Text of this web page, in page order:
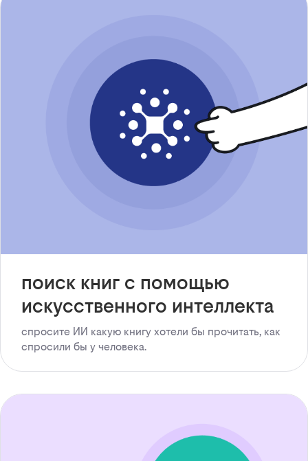
поиск книг с помощью
искусственного интеллекта
спросите ИИ какую книгу хотели бы прочитать, как
спросили бы у человека.